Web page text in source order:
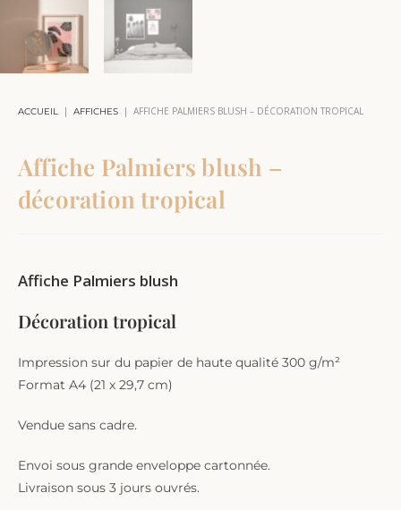
ACCUEIL | AFFICHES | AFFICHE PALMIERS BLUSH – DÉCORATION TROPICAL
Affiche Palmiers blush –
décoration tropical
Affiche Palmiers blush
Décoration tropical
Impression sur du papier de haute qualité 300 g/m²
Format A4 (21 x 29,7 cm)
Vendue sans cadre.
Envoi sous grande enveloppe cartonnée.
Livraison sous 3 jours ouvrés.